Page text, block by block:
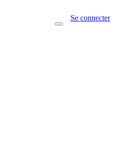
Se connecter
Toggle